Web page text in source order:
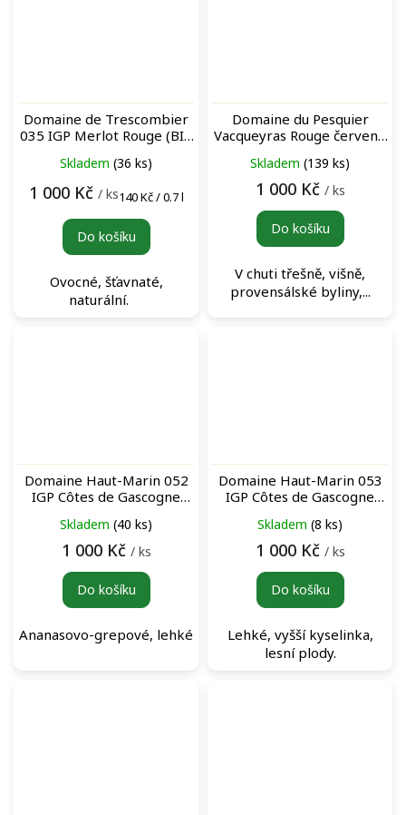
Domaine de Trescombier
035 IGP Merlot Rouge (BIB
víno
Skladem (36 ks)
1 000 Kč / ksMěrná
140 Kč / 0.7 l
Do košíku
Ovocné, šťavnaté,
naturální.
Domaine du Pesquier
Vacqueyras Rouge červené
Skladem (139 ks)
1 000 Kč / ks
Do košíku
V chuti třešně, višně,
provensálské byliny,...
Domaine Haut-Marin 052
IGP Côtes de Gascogne
bílé víno
Skladem (40 ks)
1 000 Kč / ks
Do košíku
Ananasovo-grepové, lehké
Domaine Haut-Marin 053
IGP Côtes de Gascogne
růžové víno
Skladem (8 ks)
1 000 Kč / ks
Do košíku
Lehké, vyšší kyselinka,
lesní plody.